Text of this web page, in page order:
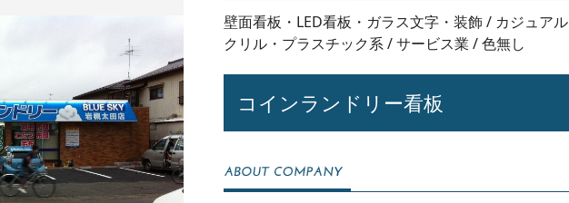
壁面看板・LED看板・ガラス文字・装飾/ カジュアル
クリル・プラスチック系/サービス業 /色無し
コインランドリー看板